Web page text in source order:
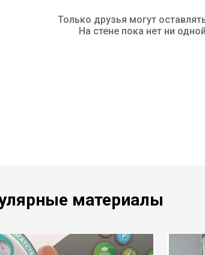
Только друзья могут
На стене пока нет ни
материалы